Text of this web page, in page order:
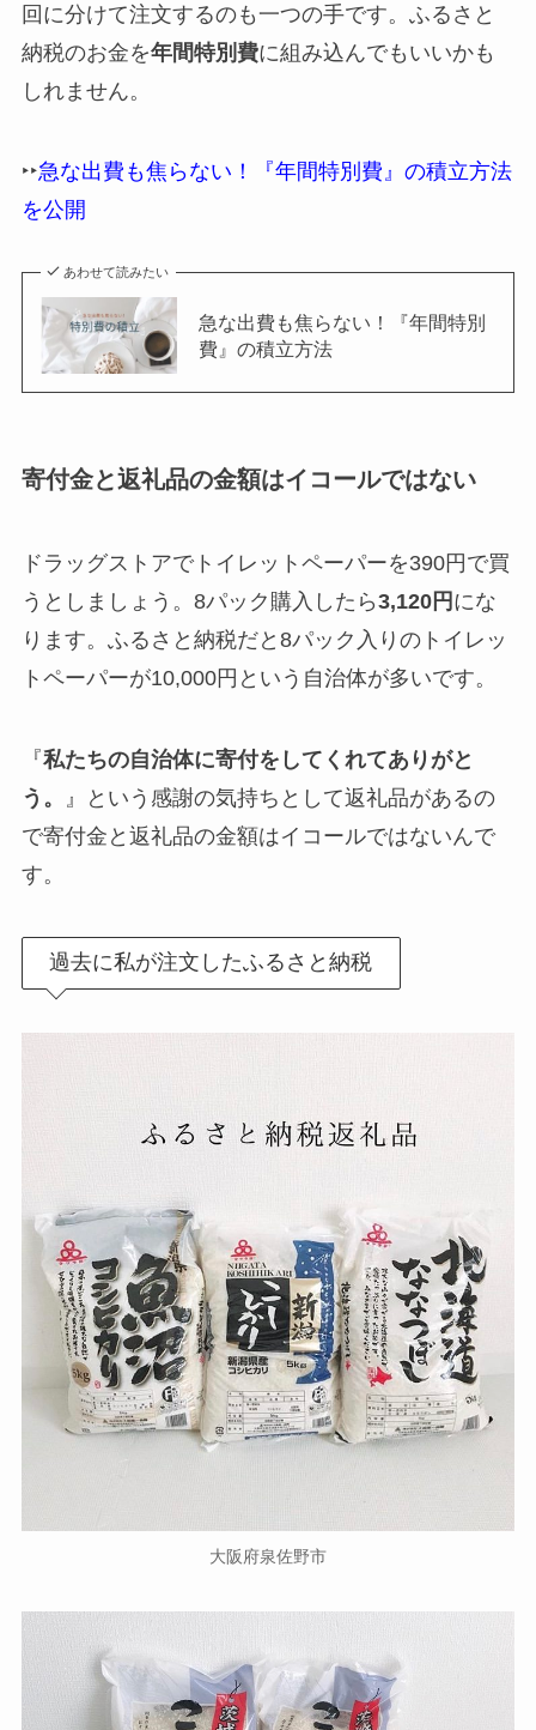
回に分けて注文するのも一つの手です。ふるさと
納税のお金を年間特別費に組み込んでもいいかも
しれません。
‣‣急な出費も焦らない！『年間特別費』の積立方法
を公開
あわせて読みたい
急な出費も焦らない！『年間特別
費』の積立方法
寄付金と返礼品の金額はイコールではない
ドラッグストアでトイレットペーパーを390円で買
うとしましょう。8パック購入したら3,120円 にな
ります。ふるさと納税だと8パック入りのトイレッ
トペーパーが10,000円という自治体が多いです。
『私たちの自治体に寄付をしてくれてありがと
う。
』という感謝の気持ちとして返礼品があるの
で寄付金と返礼品の金額はイコールではないんで
す。
過去に私が注文したふるさと納税
大阪府泉佐野市